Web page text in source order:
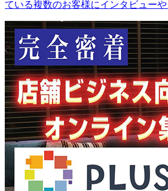
ている複数のお客様にインタビュー